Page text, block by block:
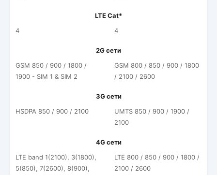
LTE Cat*
4
4
2G сети
GSM 850 / 900 / 1800 /
1900 - SIM 1 & SIM 2
GSM 800 / 850 / 900 / 1800
/ 2100 / 2600
3G сети
HSDPA 850 / 900 / 2100
UMTS 850 / 900 / 1900 /
2100
4G сети
LTE band 1(2100), 3(1800),
5(850), 7(2600), 8(900),
LTE 800 / 850 / 900 / 1800 /
2100 / 2600